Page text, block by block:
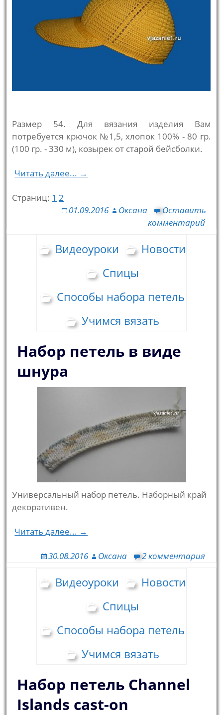
Размер 54. Для вязания изделия Вам
потребуется крючок №1,5, хлопок 100% - 80 гр.
(100 гр. - 330 м), козырек от старой бейсболки.
Читать далее... →
Страниц: 1 2
01.09.2016
Оксана
Оставить
комментарий
Видеоуроки
Новости
Спицы
Способы набора петель
Учимся вязать
Набор петель в виде
шнура
Универсальный набор петель. Наборный край
декоративен.
Читать далее... →
30.08.2016 Оксана 2 комментария
Видеоуроки
Новости
Спицы
Способы набора петель
Учимся вязать
Набор петель Сhannel
Islands cast-on